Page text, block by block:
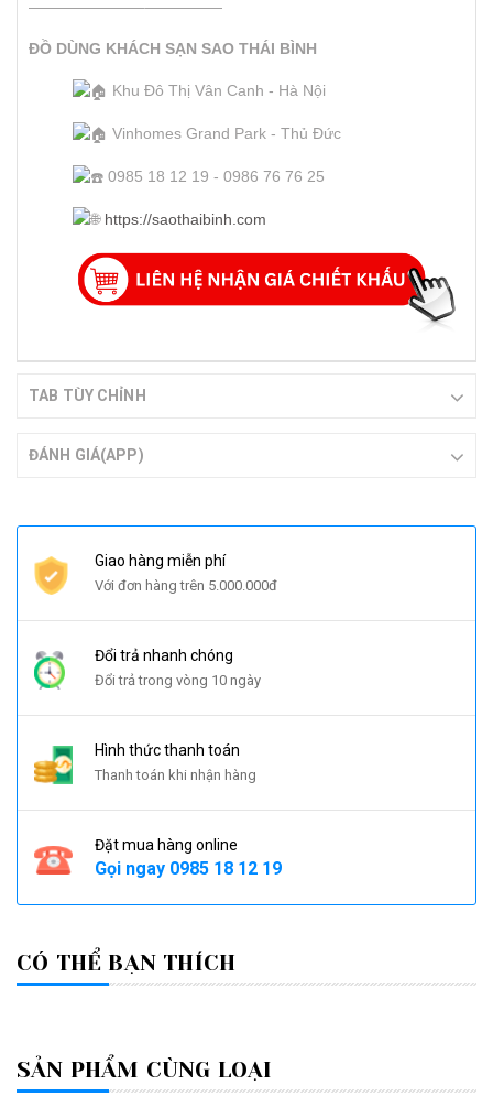
———————–—————
ĐỒ DÙNG KHÁCH SẠN SAO THÁI BÌNH
Khu Đô Thị Vân Canh - Hà Nội
Vinhomes Grand Park - Thủ Đức
0985 18 12 19 - 0986 76 76 25
https://saothaibinh.com
TAB TÙY CHỈNH
ĐÁNH GIÁ(APP)
Giao hàng miễn phí
Với đơn hàng trên 5.000.000đ
Đổi trả nhanh chóng
Đổi trả trong vòng 10 ngày
Hình thức thanh toán
Thanh toán khi nhận hàng
Đặt mua hàng online
Gọi ngay 0985 18 12 19
CÓ THỂ BẠN THÍCH
SẢN PHẨM CÙNG LOẠI